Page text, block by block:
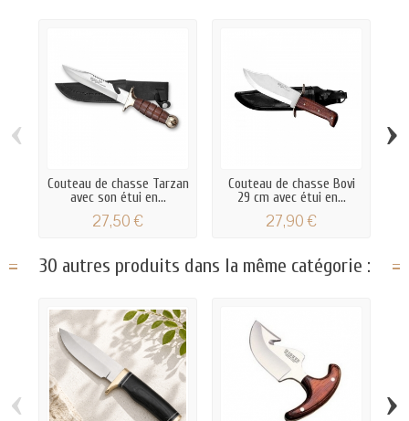
Couteau de chasse Tarzan
avec son étui en...
27,50 €
Couteau de chasse Bovi
29 cm avec étui en...
27,90 €
‹ ›
30 autres produits dans la même catégorie :
‹ ›